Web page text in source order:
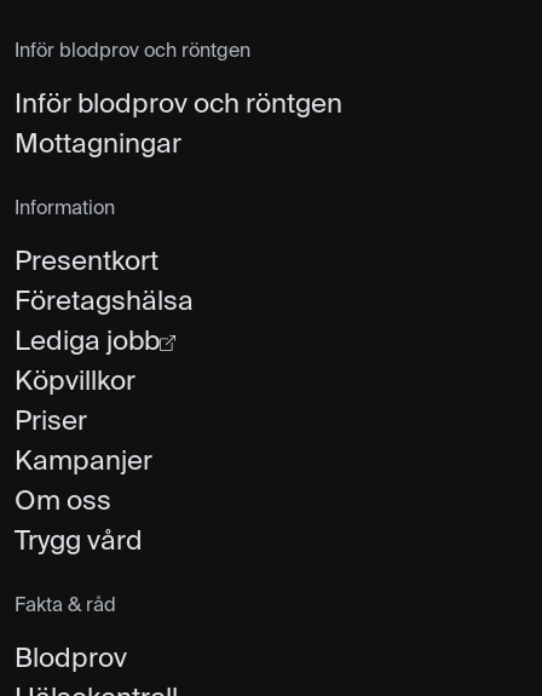
Inför blodprov och röntgen
Inför blodprov och röntgen
Mottagningar
Information
Presentkort
Företagshälsa
Lediga jobb
Köpvillkor
Priser
Kampanjer
Om oss
Trygg vård
Fakta & råd
Blodprov